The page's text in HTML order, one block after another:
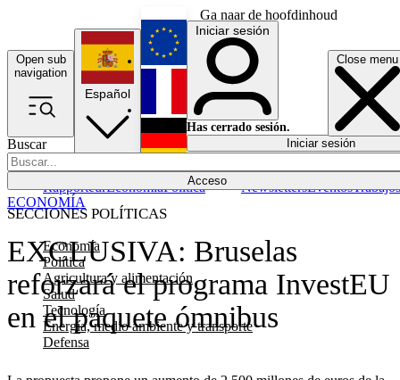
Ga naar de hoofdinhoud
Open sub
navigation
Close menu
Buscar
Acceso
SECCIONES POLÍTICAS
Economía
Política
Agricultura y alimentación
Salud
Tecnología
Energía, medio ambiente y transporte
Defensa
RapporteurEconomíaPolítica NewslettersEventosTrabajos
Español
English
Français
Iniciar sesión
Has cerrado sesión.
Iniciar sesión
EXCLUSIVA: Bruselas
reforzará el programa InvestEU
en el paquete ómnibus
ECONOMÍA